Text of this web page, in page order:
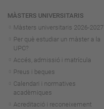
MÀSTERS UNIVERSITARIS
Màsters universitaris 2026-2027
Per què estudiar un màster a la
UPC?
Accés, admissió i matrícula
Preus i beques
Calendari i normatives
acadèmiques
Acreditació i reconeixement